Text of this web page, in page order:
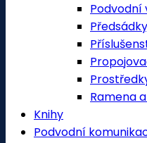
Podvodní
Ramena
Knihy
Podvodní